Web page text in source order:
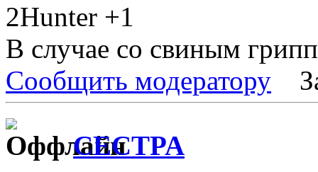
2Hunter +1
В случае со свиным
Сообщить модератору
CECTPA